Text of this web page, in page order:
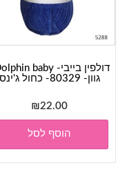
גוון- 80329- כחול ג'ינס
₪22.00
הוסף לסל